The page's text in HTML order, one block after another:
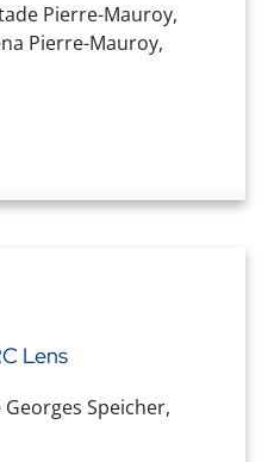
Pierre-Mauroy,
Pierre-Mauroy,
Lens
Speicher,